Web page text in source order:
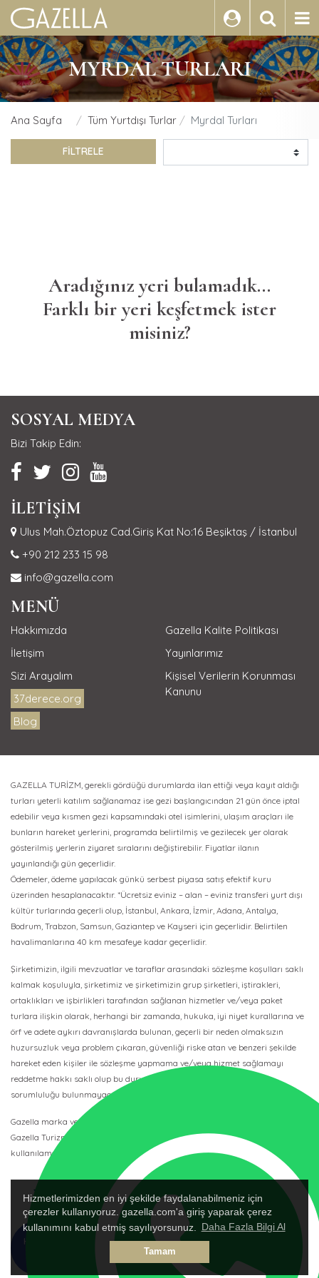
Hizmetlerimizden en iyi şekilde faydalanabilmeniz için
çerezler kullanıyoruz. gazella.com'a giriş yaparak çerez
kullanımını kabul etmiş sayılıyorsunuz.
Daha Fazla Bilgi Al
Tamam
ARA
MYRDAL TURLARI
Ana Sayfa Tüm Yurtdışı Turlar Myrdal Turları
FİLTRELE
Aradığınız yeri bulamadık...
Farklı bir yeri keşfetmek ister
misiniz?
SOSYAL MEDYA
Bizi Takip Edin:
İLETİŞİM
Ulus Mah.Öztopuz Cad.Giriş Kat No:16 Beşiktaş / İstanbul
+90 212 233 15 98
info@gazella.com
MENÜ
Hakkımızda
İletişim
Sizi Arayalım
37derece.org
Blog
Gazella Kalite Politikası
Yayınlarımız
Kişisel Verilerin Korunması
Kanunu
GAZELLA TURİZM, gerekli gördüğü durumlarda ilan ettiği veya kayıt aldığı
turları yeterli katılım sağlanamaz ise gezi başlangıcından 21 gün önce iptal
edebilir veya kısmen gezi kapsamındaki otel isimlerini, ulaşım araçları ile
bunların hareket yerlerini, programda belirtilmiş ve gezilecek yer olarak
gösterilmiş yerlerin ziyaret sıralarını değiştirebilir. Fiyatlar ilanın
yayınlandığı gün geçerlidir.
Ödemeler, ödeme yapılacak günkü serbest piyasa satış efektif kuru
üzerinden hesaplanacaktır. *Ücretsiz eviniz – alan – eviniz transferi yurt dışı
kültür turlarında geçerli olup, İstanbul, Ankara, İzmir, Adana, Antalya,
Bodrum, Trabzon, Samsun, Gaziantep ve Kayseri için geçerlidir. Belirtilen
havalimanlarına 40 km mesafeye kadar geçerlidir.
Şirketimizin, ilgili mevzuatlar ve taraflar arasındaki sözleşme koşulları saklı
kalmak koşuluyla, şirketimiz ve şirketimizin grup şirketleri, iştirakleri,
ortaklıkları ve işbirlikleri tarafından sağlanan hizmetler ve/veya paket
turlara ilişkin olarak, herhangi bir zamanda, hukuka, iyi niyet kurallarına ve
örf ve adete aykırı davranışlarda bulunan, geçerli bir neden olmaksızın
huzursuzluk veya problem çıkaran, güvenliği riske atan ve benzeri şekilde
hareket eden kişiler ile sözleşme yapmama ve/veya hizmet sağlamayı
reddetme hakkı saklı olup bu durumda şirketimizin herhangi bir
sorumluluğu bulunmayacaktır.
Gazella marka ve logosu 88-21411 IATA Kodlu ve 3067 TURSAB Belge No’lu
Gazella Turizm’in tescilli ticari marka ve logosudur, başkası tarafından
kullanılamaz.
HEMEN
TALEP
FORMU